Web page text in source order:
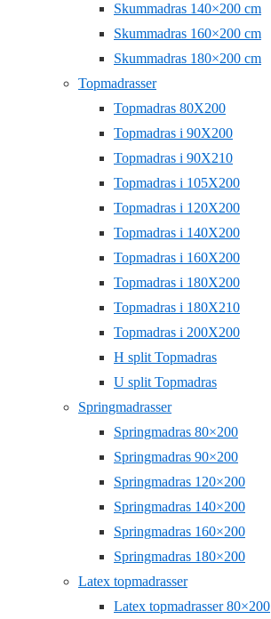
Skummadras 140×200 cm
Skummadras 160×200 cm
Skummadras 180×200 cm
Topmadrasser
Topmadras 80X200
Topmadras i 90X200
Topmadras i 90X210
Topmadras i 105X200
Topmadras i 120X200
Topmadras i 140X200
Topmadras i 160X200
Topmadras i 180X200
Topmadras i 180X210
Topmadras i 200X200
H split Topmadras
U split Topmadras
Springmadrasser
Springmadras 80×200
Springmadras 90×200
Springmadras 120×200
Springmadras 140×200
Springmadras 160×200
Springmadras 180×200
Latex topmadrasser
Latex topmadrasser 80×200